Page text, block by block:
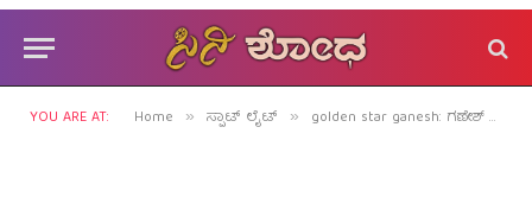
YOU ARE AT: Home » ಸ್ಪಾಟ್ ಲೈಟ್ » golden star ganesh: ಗಣೇಶ್ 42ನೇ ಚಿತ್ರಕ್ಕೆ ವಿಖ್ಯಾತ್ ಚಿತ್ರ ಸಾರಥ್ಯ!